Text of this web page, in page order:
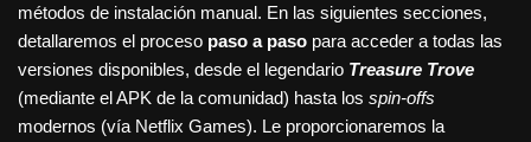
métodos de instalación manual. En las siguientes secciones,
detallaremos el proceso paso a paso para acceder a todas las
versiones disponibles, desde el legendario Treasure Trove
(mediante el APK de la comunidad) hasta los spin-offs
modernos (vía Netflix Games). Le proporcionaremos la